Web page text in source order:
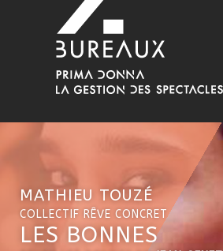
MATHIEU TOUZÉ
COLLECTIF RÊVE CONCRET
LES BONNES